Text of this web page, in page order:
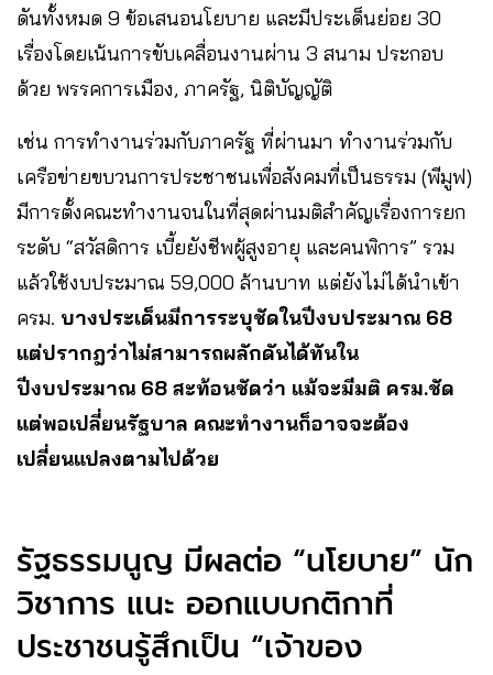
ดันทั้งหมด 9 ข้อเสนอนโยบาย และมีประเด็นย่อย 30
เรื่องโดยเน้นการขับเคลื่อนงานผ่าน 3 สนาม ประกอบ
ด้วย พรรคการเมือง, ภาครัฐ, นิติบัญญัติ
เช่น การทำงานร่วมกับภาครัฐ ที่ผ่านมา ทำงานร่วมกับ
เครือข่ายขบวนการประชาชนเพื่อสังคมที่เป็นธรรม (พีมูฟ)
มีการตั้งคณะทำงานจนในที่สุดผ่านมติสำคัญเรื่องการยก
ระดับ “สวัสดิการ เบี้ยยังชีพผู้สูงอายุ และคนพิการ” รวม
แล้วใช้งบประมาณ 59,000 ล้านบาท แต่ยังไม่ได้นำเข้า
ครม. บางประเด็นมีการระบุชัดในปีงบประมาณ 68
แต่ปรากฎว่าไม่สามารถผลักดันได้ทันใน
ปีงบประมาณ 68 สะท้อนชัดว่า แม้จะมีมติ ครม.ชัด
แต่พอเปลี่ยนรัฐบาล คณะทำงานก็อาจจะต้อง
เปลี่ยนแปลงตามไปด้วย
รัฐธรรมนูญ มีผลต่อ “นโยบาย” นัก
วิชาการ แนะ ออกแบบกติกาที่
ประชาชนรู้สึกเป็น “เจ้าของ